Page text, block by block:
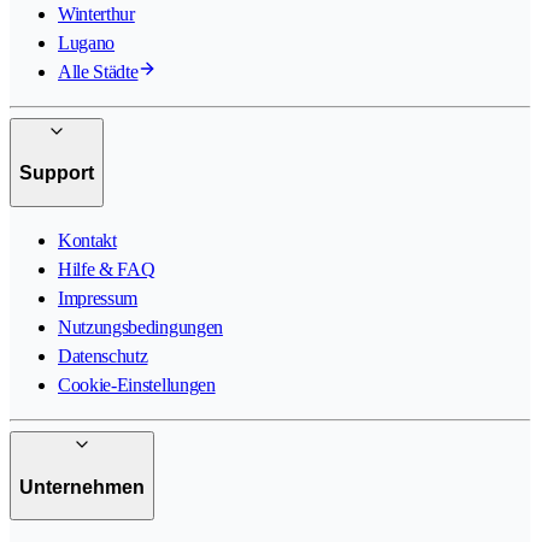
Winterthur
Lugano
Alle Städte
Support
Kontakt
Hilfe & FAQ
Impressum
Nutzungsbedingungen
Datenschutz
Cookie-Einstellungen
Unternehmen